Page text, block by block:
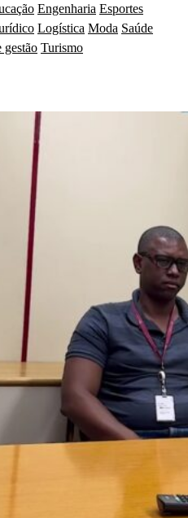
Engenharia Esportes
Logística Moda Saúde
gestão Turismo